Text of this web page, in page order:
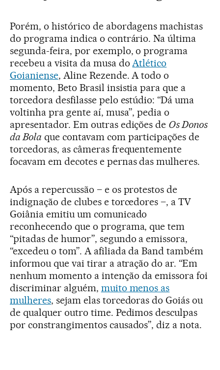
Porém, o histórico de abordagens machistas
do programa indica o contrário. Na última
segunda-feira, por exemplo, o programa
recebeu a visita da musa do Atlético
Goianiense, Aline Rezende. A todo o
momento, Beto Brasil insistia para que a
torcedora desfilasse pelo estúdio: “Dá uma
voltinha pra gente aí, musa”, pedia o
apresentador. Em outras edições de Os Donos
da Bola que contavam com participações de
torcedoras, as câmeras frequentemente
focavam em decotes e pernas das mulheres.
Após a repercussão – e os protestos de
indignação de clubes e torcedores –, a TV
Goiânia emitiu um comunicado
reconhecendo que o programa, que tem
“pitadas de humor”, segundo a emissora,
“excedeu o tom”. A afiliada da Band também
informou que vai tirar a atração do ar. “Em
nenhum momento a intenção da emissora foi
discriminar alguém, muito menos as
mulheres, sejam elas torcedoras do Goiás ou
de qualquer outro time. Pedimos desculpas
por constrangimentos causados”, diz a nota.